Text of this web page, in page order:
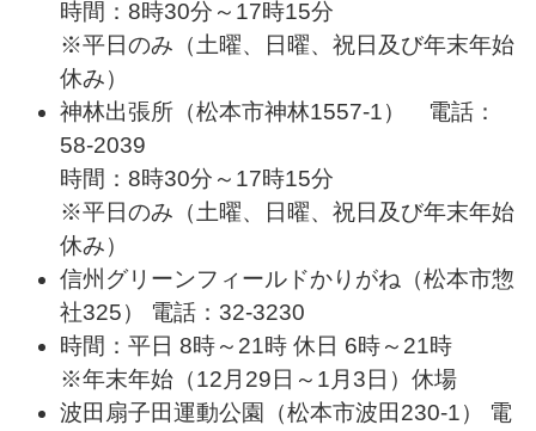
時間：8時30分～17時15分
※平日のみ（土曜、日曜、祝日及び年末年始
休み）
神林出張所（松本市神林1557-1） 電話：
58-2039
時間：8時30分～17時15分
※平日のみ（土曜、日曜、祝日及び年末年始
休み）
信州グリーンフィールドかりがね（松本市惣
社325） 電話：32-3230
時間：平日 8時～21時 休日 6時～21時
※年末年始（12月29日～1月3日）休場
波田扇子田運動公園（松本市波田230-1） 電